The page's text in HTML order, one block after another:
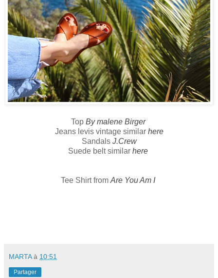
Top By malene Birger
Jeans levis vintage similar here
Sandals J.Crew
Suede belt similar here
Tee Shirt from Are You Am I
MARTA à 10:51
Partager